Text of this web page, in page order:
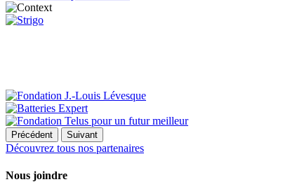
Précédent Suivant
Découvrez tous nos partenaires
Nous joindre